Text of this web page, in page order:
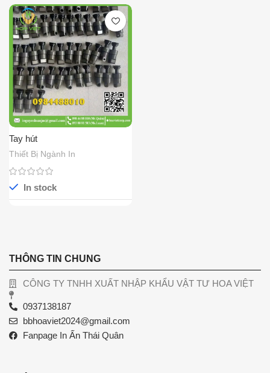
Tay hút
Thiết Bị Ngành In
In stock
THÔNG TIN CHUNG
CÔNG TY TNHH XUẤT NHẬP KHẨU VẬT TƯ HOA VIỆT
0937138187
bbhoaviet2024@gmail.com
Fanpage In Ấn Thái Quân